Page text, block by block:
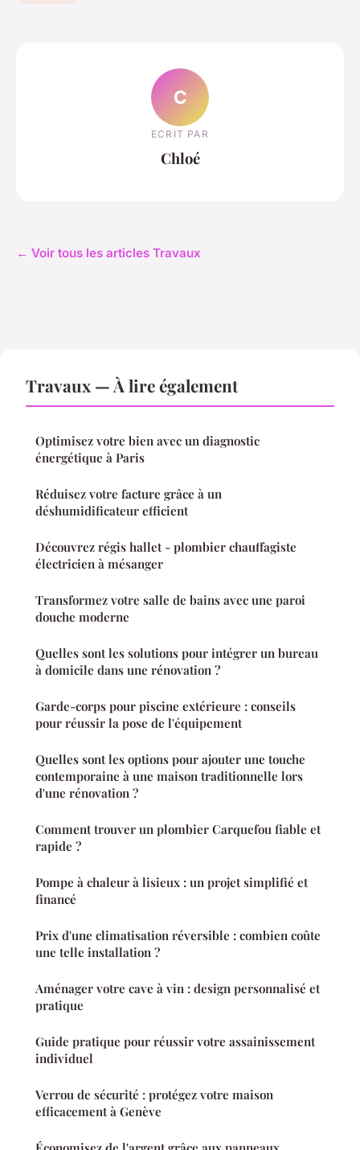
C
ECRIT PAR
Chloé
← Voir tous les articles Travaux
Travaux — À lire également
Optimisez votre bien avec un diagnostic
énergétique à Paris
Réduisez votre facture grâce à un
déshumidificateur efficient
Découvrez régis hallet - plombier chauffagiste
électricien à mésanger
Transformez votre salle de bains avec une paroi
douche moderne
Quelles sont les solutions pour intégrer un bureau
à domicile dans une rénovation ?
Garde-corps pour piscine extérieure : conseils
pour réussir la pose de l'équipement
Quelles sont les options pour ajouter une touche
contemporaine à une maison traditionnelle lors
d'une rénovation ?
Comment trouver un plombier Carquefou fiable et
rapide ?
Pompe à chaleur à lisieux : un projet simplifié et
financé
Prix d'une climatisation réversible : combien coûte
une telle installation ?
Aménager votre cave à vin : design personnalisé et
pratique
Guide pratique pour réussir votre assainissement
individuel
Verrou de sécurité : protégez votre maison
efficacement à Genève